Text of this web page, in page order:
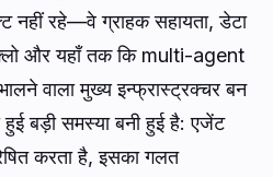
नहीं रहे—वे ग्राहक सहायता, डेटा
और यहाँ तक कि multi-agent
वाला मुख्य इन्फ्रास्ट्रक्चर बन
बड़ी समस्या बनी हुई है: एजेंट
करता है, इसका गलत